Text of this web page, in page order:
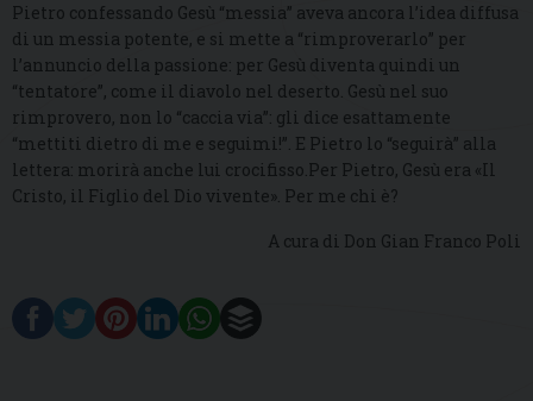
Pietro confessando Gesù “messia” aveva ancora l’idea diffusa
di un messia potente, e si mette a “rimproverarlo” per
l’annuncio della passione: per Gesù diventa quindi un
“tentatore”, come il diavolo nel deserto. Gesù nel suo
rimprovero, non lo “caccia via”: gli dice esattamente
“mettiti dietro di me e seguimi!”. E Pietro lo “seguirà” alla
lettera: morirà anche lui crocifisso.Per Pietro, Gesù era «Il
Cristo, il Figlio del Dio vivente». Per me chi è?
A cura di Don Gian Franco Poli